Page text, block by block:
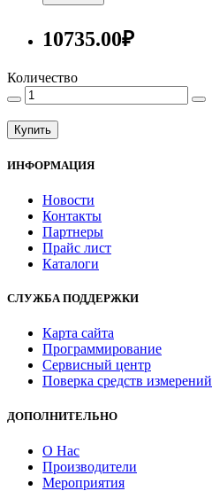
10735.00₽
Количество
Купить
ИНФОРМАЦИЯ
Новости
Контакты
Партнеры
Прайс лист
Каталоги
СЛУЖБА ПОДДЕРЖКИ
Карта сайта
Программирование
Сервисный центр
Поверка средств измерений
ДОПОЛНИТЕЛЬНО
О Нас
Производители
Мероприятия